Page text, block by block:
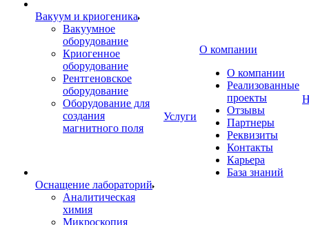
Вакуум и криогеника
Вакуумное
оборудование
Криогенное
оборудование
Рентгеновское
оборудование
Оборудование для
создания
магнитного поля
Оснащение лабораторий
Аналитическая
химия
Микроскопия
Услуги
О компании
О компании
Реализованные
проекты
Отзывы
Партнеры
Реквизиты
Контакты
Карьера
База знаний